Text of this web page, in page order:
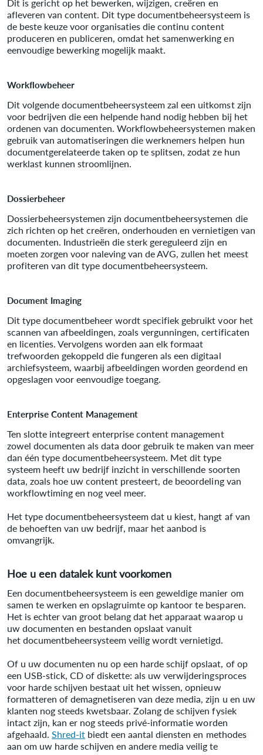
Dit is gericht op het bewerken, wijzigen, creëren en
afleveren van content. Dit type documentbeheersysteem is
de beste keuze voor organisaties die continu content
produceren en publiceren, omdat het samenwerking en
eenvoudige bewerking mogelijk maakt.
Workflowbeheer
Dit volgende documentbeheersysteem zal een uitkomst zijn
voor bedrijven die een helpende hand nodig hebben bij het
ordenen van documenten. Workflowbeheersystemen maken
gebruik van automatiseringen die werknemers helpen hun
documentgerelateerde taken op te splitsen, zodat ze hun
werklast kunnen stroomlijnen.
Dossierbeheer
Dossierbeheersystemen zijn documentbeheersystemen die
zich richten op het creëren, onderhouden en vernietigen van
documenten. Industrieën die sterk gereguleerd zijn en
moeten zorgen voor naleving van de AVG, zullen het meest
profiteren van dit type documentbeheersysteem.
Document Imaging
Dit type documentbeheer wordt specifiek gebruikt voor het
scannen van afbeeldingen, zoals vergunningen, certificaten
en licenties. Vervolgens worden aan elk formaat
trefwoorden gekoppeld die fungeren als een digitaal
archiefsysteem, waarbij afbeeldingen worden geordend en
opgeslagen voor eenvoudige toegang.
Enterprise Content Management
Ten slotte integreert enterprise content management
zowel documenten als data door gebruik te maken van meer
dan één type documentbeheersysteem. Met dit type
systeem heeft uw bedrijf inzicht in verschillende soorten
data, zoals hoe uw content presteert, de beoordeling van
workflowtiming en nog veel meer.
Het type documentbeheersysteem dat u kiest, hangt af van
de behoeften van uw bedrijf, maar het aanbod is
omvangrijk.
Hoe u een datalek kunt voorkomen
Een documentbeheersysteem is een geweldige manier om
samen te werken en opslagruimte op kantoor te besparen.
Het is echter van groot belang dat het apparaat waarop u
uw documenten en bestanden opslaat vanuit
het documentbeheersysteem veilig wordt vernietigd.
Of u uw documenten nu op een harde schijf opslaat, of op
een USB-stick, CD of diskette: als uw verwijderingsproces
voor harde schijven bestaat uit het wissen, opnieuw
formatteren of demagnetiseren van deze media, zijn u en uw
klanten nog steeds kwetsbaar. Zolang de schijven fysiek
intact zijn, kan er nog steeds privé-informatie worden
afgehaald.Shred-it biedt een aantal diensten en methodes
aan om uw harde schijven en andere media veilig te